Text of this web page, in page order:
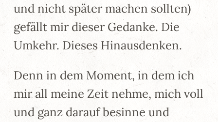
und nicht später machen sollten)
gefällt mir dieser Gedanke. Die
Umkehr. Dieses Hinausdenken.
Denn in dem Moment, in dem ich
mir all meine Zeit nehme, mich voll
und ganz darauf besinne und